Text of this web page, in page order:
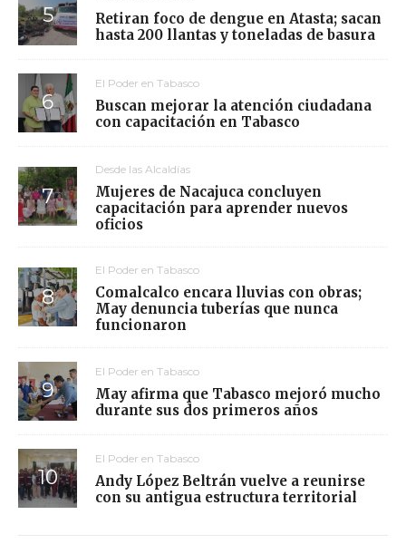
Retiran foco de dengue en Atasta; sacan
hasta 200 llantas y toneladas de basura
El Poder en Tabasco
Buscan mejorar la atención ciudadana
con capacitación en Tabasco
Desde las Alcaldías
Mujeres de Nacajuca concluyen
capacitación para aprender nuevos
oficios
El Poder en Tabasco
Comalcalco encara lluvias con obras;
May denuncia tuberías que nunca
funcionaron
El Poder en Tabasco
May afirma que Tabasco mejoró mucho
durante sus dos primeros años
El Poder en Tabasco
Andy López Beltrán vuelve a reunirse
con su antigua estructura territorial